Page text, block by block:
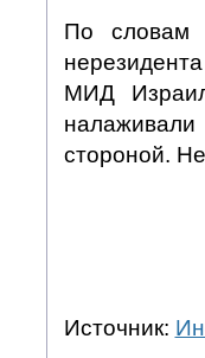
По словам
МИД
стороной.
Источник: